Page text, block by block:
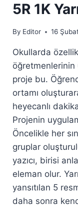
5R 1K
By Editor 16
Okullarda
proje bu.
ortamı
heyecanlı
Projenin
Öncelikle her
gruplar
yazıcı, birisi
eleman olur.
yansıtılan 5
daha sonra